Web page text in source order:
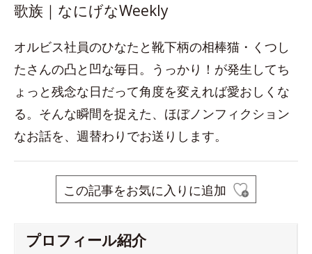
歌族｜なにげなWeekly
オルビス社員のひなたと靴下柄の相棒猫・くつし
たさんの凸と凹な毎日。うっかり！が発生してち
ょっと残念な日だって角度を変えれば愛おしくな
る。そんな瞬間を捉えた、ほぼノンフィクション
なお話を、週替わりでお送りします。
この記事をお気に入りに追加
プロフィール紹介